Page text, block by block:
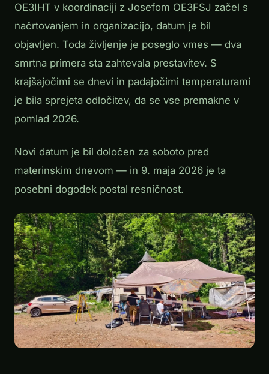
OE3IHT v koordinaciji z Josefom OE3FSJ začel s
načrtovanjem in organizacijo, datum je bil
objavljen. Toda življenje je poseglo vmes — dva
smrtna primera sta zahtevala prestavitev. S
krajšajočimi se dnevi in padajočimi temperaturami
je bila sprejeta odločitev, da se vse premakne v
pomlad 2026.
Novi datum je bil določen za soboto pred
materinskim dnevom — in 9. maja 2026 je ta
posebni dogodek postal resničnost.